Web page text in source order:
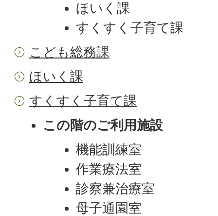
ほいく課
すくすく子育て課
こども総務課
ほいく課
すくすく子育て課
この階のご利用施設
機能訓練室
作業療法室
診察兼治療室
母子通園室